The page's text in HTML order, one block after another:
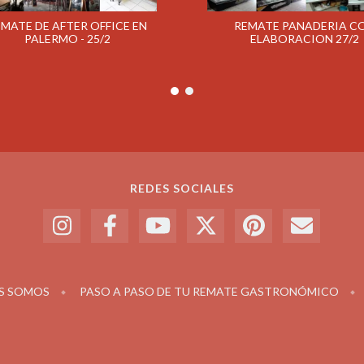
DE AFTER OFFICE EN
PALERMO - 25/2
REMATE PANADERIA
ELABORACION 27/2
REDES SOCIALES
SOMOS PASO A PASO DE TU REMATE GASTRONÓMICO